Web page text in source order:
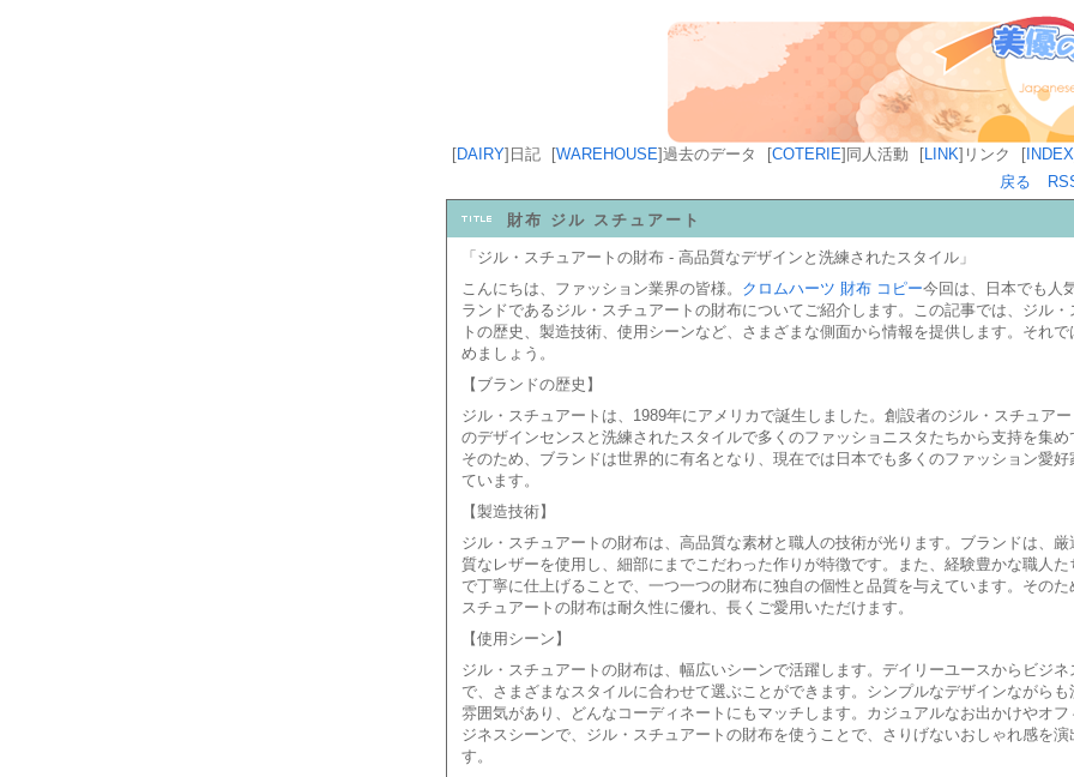
[DAIRY] 日記 [WAREHOUSE]過去のデータ [COTERIE] 同人活動 [LINK] リンク [ INDEX
戻る
財布 ジル スチュアート
「ジル・スチュアートの財布 - 高品質なデザインと洗練されたスタイル」
こんにちは、ファッション業界の皆様。 クロムハーツ 財布 コピー今回は、日本でも人
ランドであるジル・スチュアートの財布についてご紹介します。この記事では、ジル・
トの歴史、製造技術、使用シーンなど、さまざまな側面から情報を提供します。それ
めましょう。
【ブランドの歴史】
ジル・スチュアートは、1989年にアメリカで誕生しました。創設者のジル・スチュア
のデザインセンスと洗練されたスタイルで多くのファッショニスタたちから支持を集め
そのため、ブランドは世界的に有名となり、現在では日本でも多くのファッション愛好
ています。
【製造技術】
ジル・スチュアートの財布は、高品質な素材と職人の技術が光ります。ブランドは、厳
質なレザーを使用し、細部にまでこだわった作りが特徴です。また、経験豊かな職人た
で丁寧に仕上げることで、一つ一つの財布に独自の個性と品質を与えています。そのた
スチュアートの財布は耐久性に優れ、長くご愛用いただけます。
【使用シーン】
ジル・スチュアートの財布は、幅広いシーンで活躍します。デイリーユースからビジネ
で、さまざまなスタイルに合わせて選ぶことができます。シンプルなデザインながらも
雰囲気があり、どんなコーディネートにもマッチします。カジュアルなお出かけやオフ
ジネスシーンで、ジル・スチュアートの財布を使うことで、さりげないおしゃれ感を演
す。